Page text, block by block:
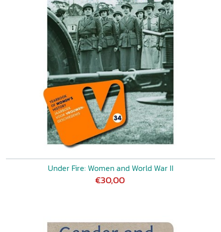
Under Fire: Women and World War II
€30,00